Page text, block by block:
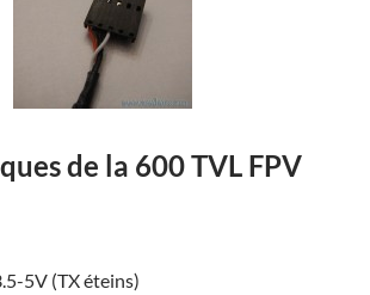
de la 600 TVL FPV
5V (TX éteins)